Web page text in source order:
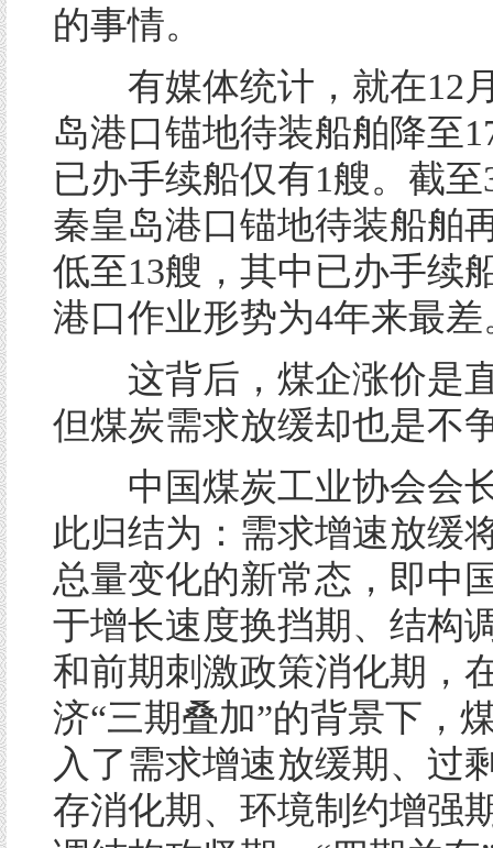
的事情。
有媒体统计，就在12
岛港口锚地待装船舶降至
已办手续船仅有1艘。截
秦皇岛港口锚地待装船舶
低至13艘，其中已办手续
港口作业形势为4年来最差
这背后，煤企涨价是
但煤炭需求放缓却也是不
中国煤炭工业协会会
此归结为：需求增速放缓
总量变化的新常态，即中
于增长速度换挡期、结构
和前期刺激政策消化期，
济“三期叠加”的背景下，
入了需求增速放缓期、过
存消化期、环境制约增强